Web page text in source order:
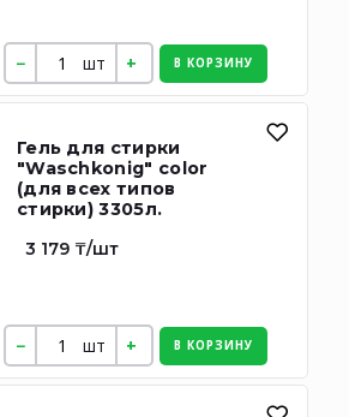
шт В КОРЗИНУ
Гель для стирки
"Waschkonig" color
(для всех типов
стирки) 3305л.
3 179 ₸/шт
шт В КОРЗИНУ